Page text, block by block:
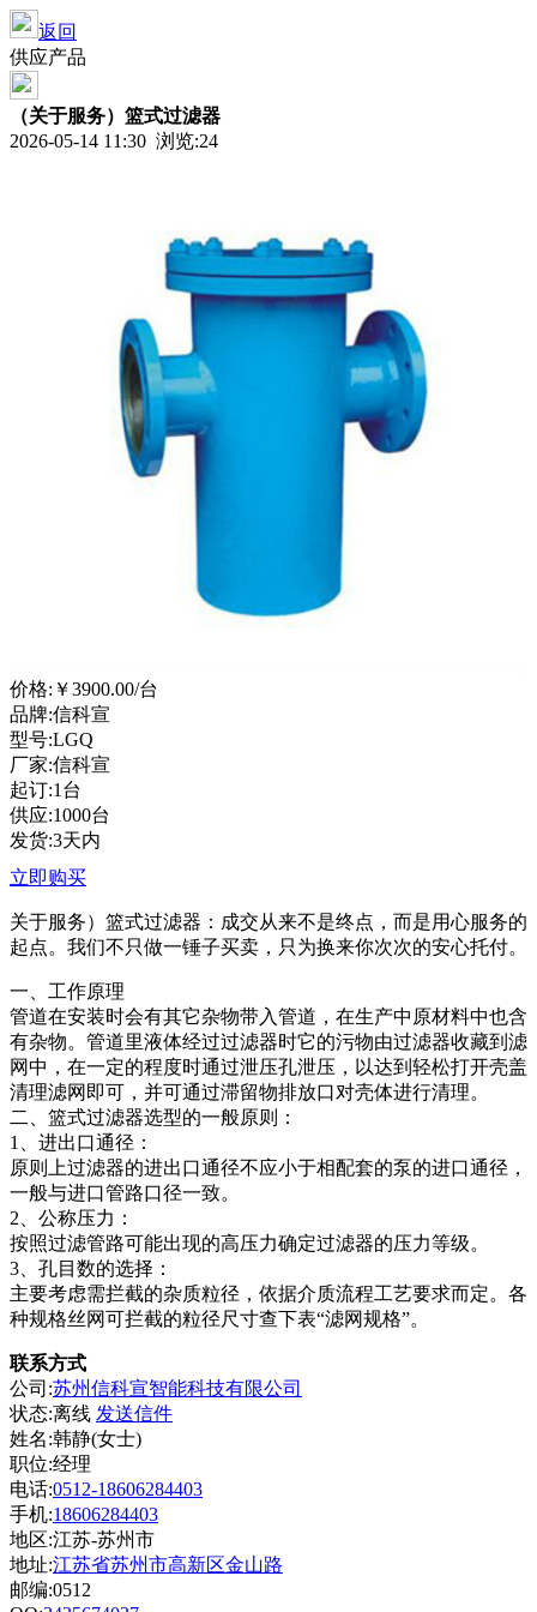
返回
供应产品
（关于服务）篮式过滤器
2026-05-14 11:30 浏览:24
价格: ￥3900.00/台
品牌:信科宣
型号:LGQ
厂家:信科宣
起订:1台
供应:1000台
发货:3天内
立即购买
关于服务）篮式过滤器：成交从来不是终点，而是用心服务的
起点。我们不只做一锤子买卖，只为换来你次次的安心托付。
一、工作原理
管道在安装时会有其它杂物带入管道，在生产中原材料中也含
有杂物。管道里液体经过过滤器时它的污物由过滤器收藏到滤
网中，在一定的程度时通过泄压孔泄压，以达到轻松打开壳盖
清理滤网即可，并可通过滞留物排放口对壳体进行清理。
二、篮式过滤器选型的一般原则：
1、进出口通径：
原则上过滤器的进出口通径不应小于相配套的泵的进口通径，
一般与进口管路口径一致。
2、公称压力：
按照过滤管路可能出现的高压力确定过滤器的压力等级。
3、孔目数的选择：
主要考虑需拦截的杂质粒径，依据介质流程工艺要求而定。各
种规格丝网可拦截的粒径尺寸查下表“滤网规格”。
联系方式
公司:苏州信科宣智能科技有限公司
状态:离线 发送信件
姓名:韩静(女士)
职位:经理
电话:0512-18606284403
手机:18606284403
地区:江苏-苏州市
地址:江苏省苏州市高新区金山路
邮编:0512